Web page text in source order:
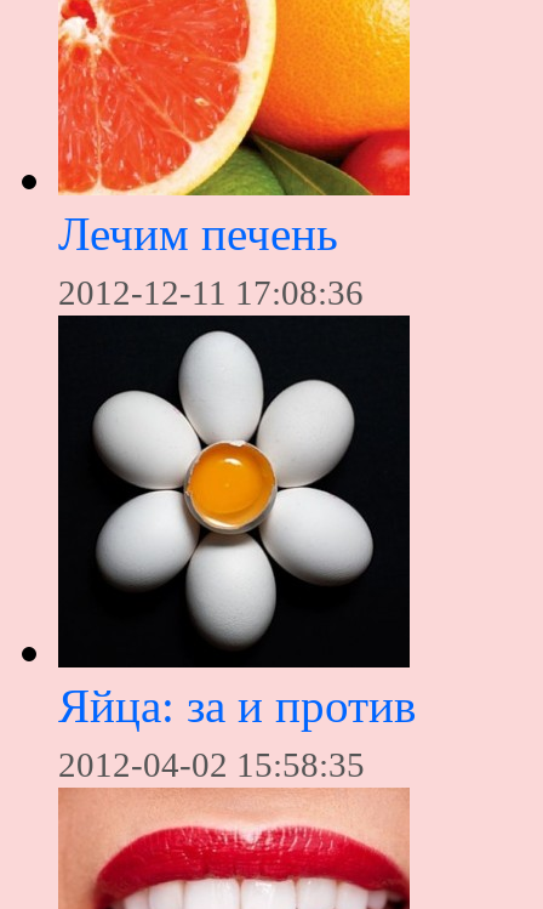
Лечим печень
2012-12-11 17:08:36
Яйца: за и против
2012-04-02 15:58:35